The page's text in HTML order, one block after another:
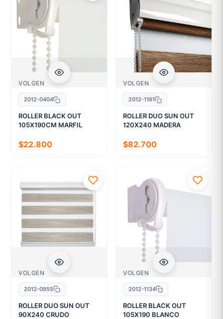
VOLGEN
2012-0404
ROLLER BLACK OUT
105X190CM MARFIL
$22.800
VOLGEN
2012-1161
ROLLER DUO SUN OUT
120X240 MADERA
$82.700
VOLGEN
2012-0955
ROLLER DUO SUN OUT
90X240 CRUDO
VOLGEN
2012-1134
ROLLER BLACK OUT
105X190 BLANCO